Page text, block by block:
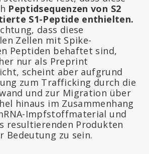
Peptidsequenzen von S2
S1-Peptide enthielten.
dass diese
Zellen mit Spike-
Peptiden behaftet sind,
nur als Preprint
scheint aber aufgrund
zum Trafficking durch die
und zur Migration über
hinaus im Zusammenhang
Impfstoffmaterial und
resultierenden Produkten
Bedeutung zu sein.